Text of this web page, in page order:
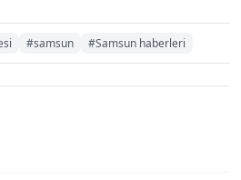
#samsun #Samsun haberleri